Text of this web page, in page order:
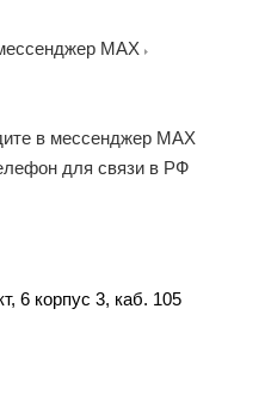
MAX
в мессенджер MAX
для связи в РФ
6 корпус 3, каб. 105